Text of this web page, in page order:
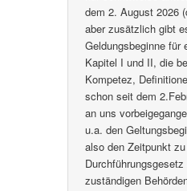
dem 2. August 2026
aber zusätzlich gibt
Geldungsbeginne für
Kapitel I und II, die
Kompetez,
schon seit dem
an uns
u.a. den
also den Zeitpunkt
zuständigen